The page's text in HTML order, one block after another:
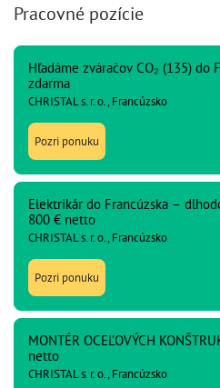
Pracovné pozície
Hľadáme zváračov CO₂ (135) do
zdarma
CHRISTAL s. r. o., Francúzsko
Pozri ponuku
Elektrikár do Francúzska –
800 € netto
CHRISTAL s. r. o., Francúzsko
Pozri ponuku
MONTÉR OCEĽOVÝCH
netto
CHRISTAL s. r. o., Francúzsko